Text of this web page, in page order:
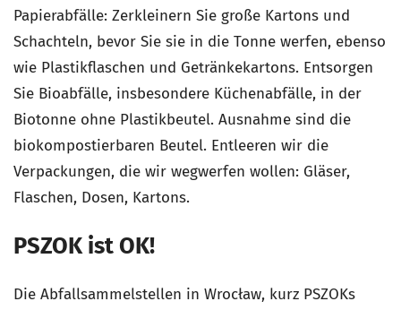
Papierabfälle: Zerkleinern Sie große Kartons und
Schachteln, bevor Sie sie in die Tonne werfen, ebenso
wie Plastikflaschen und Getränkekartons. Entsorgen
Sie Bioabfälle, insbesondere Küchenabfälle, in der
Biotonne ohne Plastikbeutel. Ausnahme sind die
biokompostierbaren Beutel. Entleeren wir die
Verpackungen, die wir wegwerfen wollen: Gläser,
Flaschen, Dosen, Kartons.
PSZOK ist OK!
Die Abfallsammelstellen in Wrocław, kurz PSZOKs